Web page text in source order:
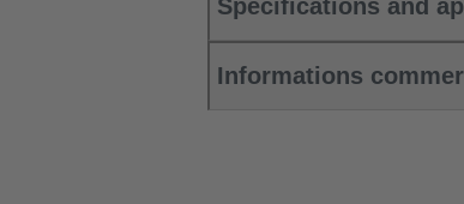
Specifications and
Informations